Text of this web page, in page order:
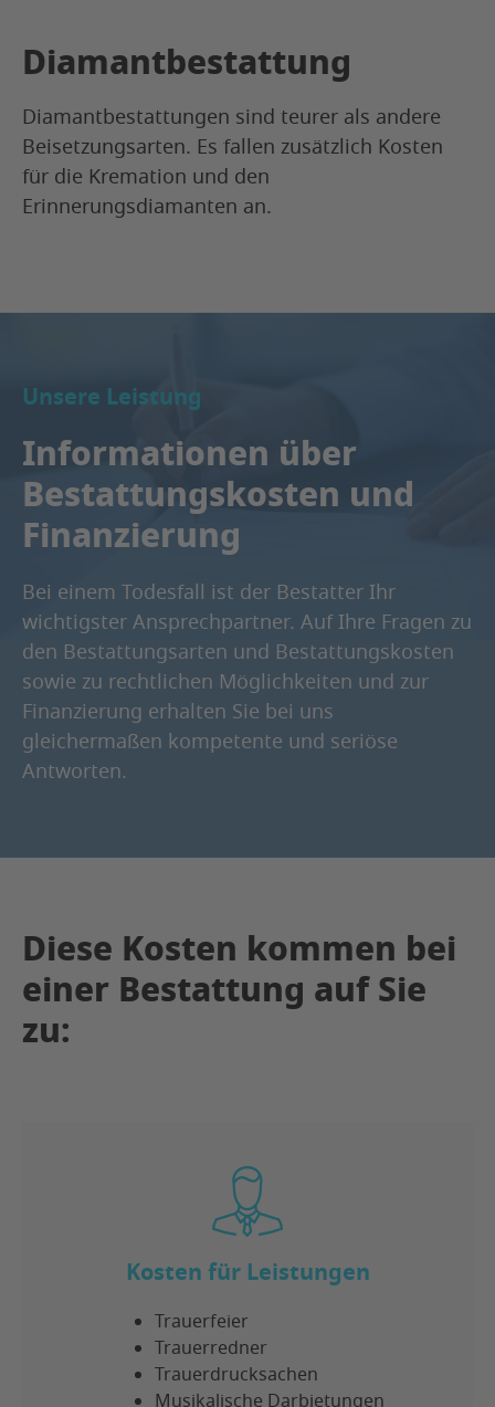
Diamantbestattung
Diamantbestattungen sind teurer als andere
Beisetzungsarten. Es fallen zusätzlich Kosten
für die Kremation und den
Erinnerungsdiamanten an.
Unsere Leistung
Informationen über
Bestattungskosten und
Finanzierung
Bei einem Todesfall ist der Bestatter Ihr
wichtigster Ansprechpartner. Auf Ihre Fragen zu
den Bestattungsarten und Bestattungskosten
sowie zu rechtlichen Möglichkeiten und zur
Finanzierung erhalten Sie bei uns
gleichermaßen kompetente und seriöse
Antworten.
Diese Kosten kommen bei
einer Bestattung auf Sie
zu:
Kosten für Leistungen
Trauerfeier
Trauerredner
Trauerdrucksachen
Musikalische Darbietungen